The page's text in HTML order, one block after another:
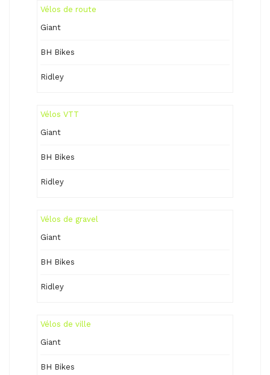
Vélos de route
Giant
BH Bikes
Ridley
Vélos VTT
Giant
BH Bikes
Ridley
Vélos de gravel
Giant
BH Bikes
Ridley
Vélos de ville
Giant
BH Bikes